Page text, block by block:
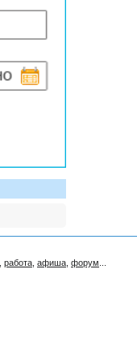
работа афиша форум